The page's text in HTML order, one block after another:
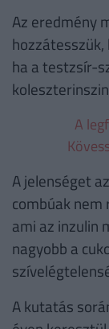
Az eredmény
ha a testzsír-
A
A jelenséget
combúak
ami az inzulin
nagyobb a
A kutatás